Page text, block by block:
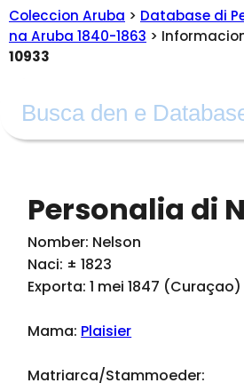
Coleccion Aruba > Database di
na Aruba 1840-1863 >
10933
Personalia di
Nomber: Nelson
Naci: ± 1823
Exporta: 1 mei 1847 (Curaçao)
Mama: Plaisier
Matriarca/Stammoeder: